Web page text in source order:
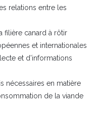
relations entre les
filière canard à rôtir
et internationales
et d’informations
nécessaires en matière
de la viande